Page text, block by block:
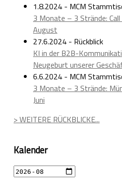
1.8.2024 - MCM
3 Monate – 3 Strände:
August
27.6.2024 - Rückblick
KI in der B2B-
Neugeburt unserer
6.6.2024 - MCM
3 Monate – 3 Strände:
Juni
> WEITERE RÜCKBLICKE...
Kalender